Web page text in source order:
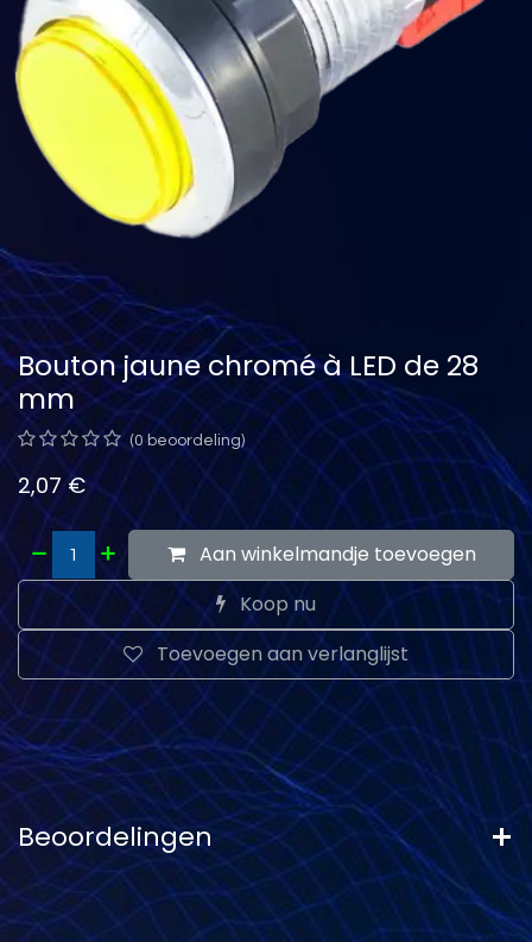
Bouton jaune chromé à LED de 28
mm
(0 beoordeling)
2,07 €
Aan winkelmandje toevoegen
Koop nu
Toevoegen aan verlanglijst
Beoordelingen